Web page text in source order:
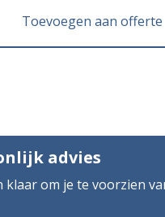
Toevoegen aan offerte
advies
klaar om je te voorzien